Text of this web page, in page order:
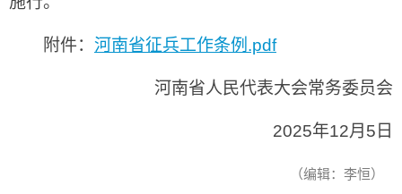
附件： 河南省征兵工作条例.pdf
河南省人民代表大会常务委员会
2025年12月5日
（编辑：李恒）